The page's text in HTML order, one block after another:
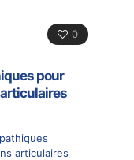
0
pour
articulaires